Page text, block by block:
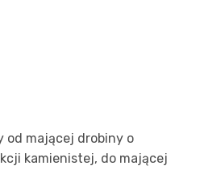
od mającej drobiny o
kamienistej, do mającej